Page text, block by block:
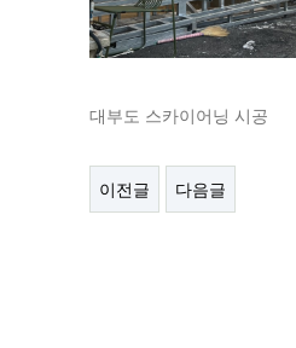
대부도 스카이어닝 시공
이전글 다음글